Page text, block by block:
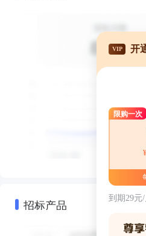
招标产品
VIP 开
限购一次
¥
到期29元